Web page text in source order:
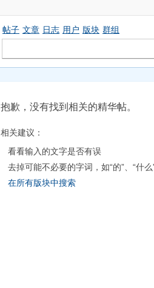
帖子 文章 日志 用户 版块 群组
抱歉，没有找到相关的精华帖。
相关建议：
看看输入的文字是否有误
去掉可能不必要的字词，如“的”、“什么
在所有版块中搜索